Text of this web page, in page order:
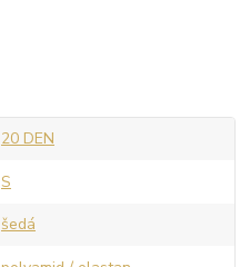
20 DEN
S
šedá